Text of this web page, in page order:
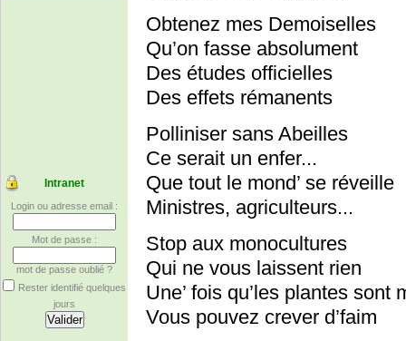
Intranet
Login ou adresse email :
Mot de passe :
mot de passe oublié ?
Rester identifié quelques
jours
Obtenez mes Demoiselles
Qu’on fasse absolument
Des études officielles
Des effets rémanents
Polliniser sans Abeilles
Ce serait un enfer...
Que tout le mond’ se réveille
Ministres, agriculteurs...
Stop aux monocultures
Qui ne vous laissent rien
Une’ fois qu’les plantes sont
Vous pouvez crever d’faim